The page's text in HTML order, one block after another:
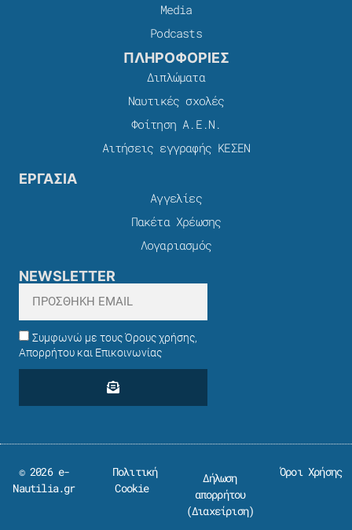
Media
Podcasts
ΠΛΗΡΟΦΟΡΙΕΣ
Διπλώματα
Ναυτικές σχολές
Φοίτηση Α.Ε.Ν.
Αιτήσεις εγγραφής ΚΕΣΕΝ
ΕΡΓΑΣΙΑ
Αγγελίες
Πακέτα Χρέωσης​
Λογαριασμός
NEWSLETTER
Συμφωνώ με τους Όρους χρήσης,
Απορρήτου και Επικοινωνίας
© 2026 e-
Nautilia.gr
Πολιτική
Cookie
Δήλωση
απορρήτου
(Διαχείριση)
Όροι Χρήσης